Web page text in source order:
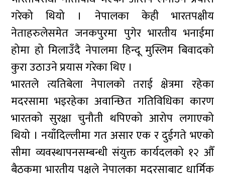
गरेको थियो । नेपालका केही भारतपक्षीय
नेताहरुलेसमेत जनकपुरमा पुगेर भारतीय भनाईमा
होमा हो मिलाउँदै नेपालमा हिन्दू मुस्लिम बिवादको
कुरा उठाउने प्रयास गरेका थिए ।
भारतले त्यतिबेला नेपालको तराई क्षेत्रमा रहेका
मदरसामा भइरहेका अवान्छित गतिविधिका कारण
भारतको सुरक्षा चुनौती थपिएको आरोप लगाएको
थियो । नयाँदिल्लीमा गत असार एक र दुईगते भएको
सीमा व्यवस्थापनसम्बन्धी संयुक्त कार्यदलको १२ औँ
बैठकमा भारतीय पक्षले नेपालका मदरसाबाट धार्मिक